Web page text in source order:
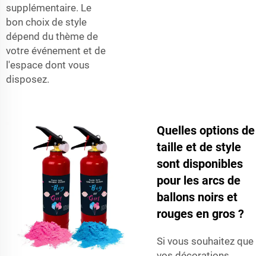
supplémentaire. Le
bon choix de style
dépend du thème de
votre événement et de
l'espace dont vous
disposez.
Quelles options de
taille et de style
sont disponibles
pour les arcs de
ballons noirs et
rouges en gros ?
Si vous souhaitez que